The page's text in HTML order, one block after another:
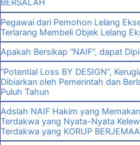
BERSALAH
Pegawai dari Pemohon Lelang
Terlarang Membeli Objek Lelang
Apakah Bersikap “NAIF”, dapat
“Potential Loss BY DESIGN”,
Dibiarkan oleh Pemerintah dan
Puluh Tahun
Adslah NAIF Hakim yang
Terdakwa yang Nyata-Nyata
Terdakwa yang KORUP